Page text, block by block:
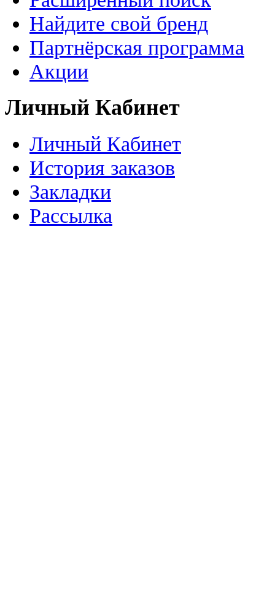
Найдите свой бренд
Партнёрская программа
Акции
Личный Кабинет
Личный Кабинет
История заказов
Закладки
Рассылка